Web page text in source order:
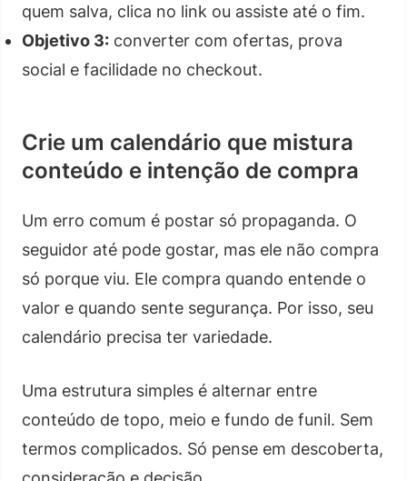
quem salva, clica no link ou assiste até o fim.
Objetivo 3: converter com ofertas, prova
social e facilidade no checkout.
Crie um calendário que mistura
conteúdo e intenção de compra
Um erro comum é postar só propaganda. O
seguidor até pode gostar, mas ele não compra
só porque viu. Ele compra quando entende o
valor e quando sente segurança. Por isso, seu
calendário precisa ter variedade.
Uma estrutura simples é alternar entre
conteúdo de topo, meio e fundo de funil. Sem
termos complicados. Só pense em descoberta,